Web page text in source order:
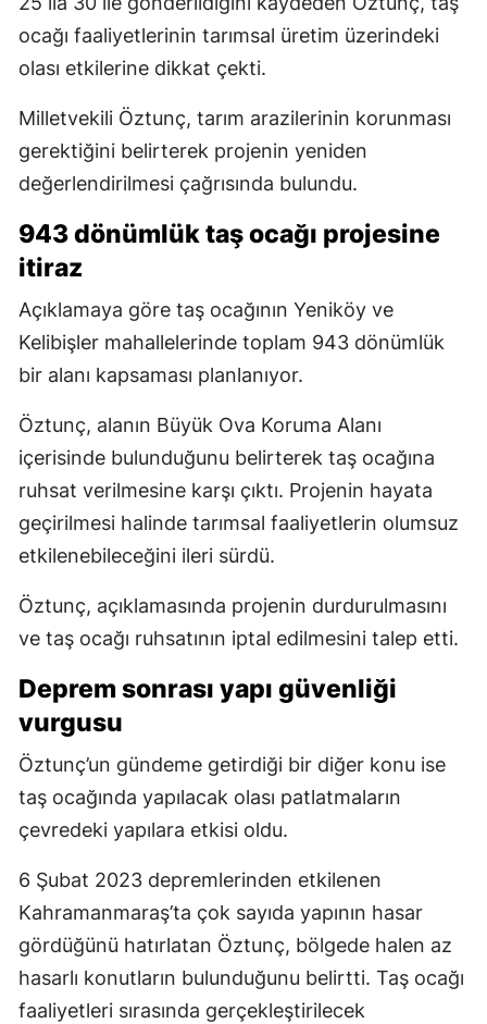
ocağı faaliyetlerinin tarımsal üretim üzerindeki
olası etkilerine dikkat çekti.
Milletvekili Öztunç, tarım arazilerinin korunması
gerektiğini belirterek projenin yeniden
değerlendirilmesi çağrısında bulundu.
943 dönümlük taş ocağı projesine
itiraz
Açıklamaya göre taş ocağının Yeniköy ve
Kelibişler mahallelerinde toplam 943 dönümlük
bir alanı kapsaması planlanıyor.
Öztunç, alanın Büyük Ova Koruma Alanı
içerisinde bulunduğunu belirterek taş ocağına
ruhsat verilmesine karşı çıktı. Projenin hayata
geçirilmesi halinde tarımsal faaliyetlerin olumsuz
etkilenebileceğini ileri sürdü.
Öztunç, açıklamasında projenin durdurulmasını
ve taş ocağı ruhsatının iptal edilmesini talep etti.
Deprem sonrası yapı güvenliği
vurgusu
Öztunç’un gündeme getirdiği bir diğer konu ise
taş ocağında yapılacak olası patlatmaların
çevredeki yapılara etkisi oldu.
6 Şubat 2023 depremlerinden etkilenen
Kahramanmaraş’ta çok sayıda yapının hasar
gördüğünü hatırlatan Öztunç, bölgede halen az
hasarlı konutların bulunduğunu belirtti. Taş ocağı
faaliyetleri sırasında gerçekleştirilecek